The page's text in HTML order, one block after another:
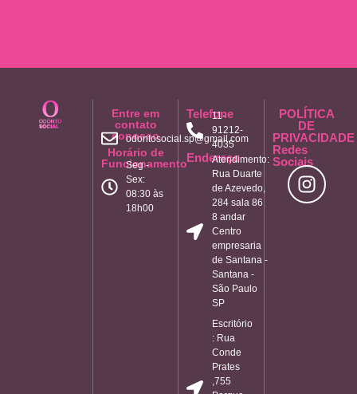
Entre em
contato
conosco
odontosocial.sp@gmail.com
Horário de
Funcionamento
Seg -
Sex:
08:30 às
18h00
Telefone
11-
91212-
4035
Endereço
Atendimento:
Rua Duarte
de Azevedo,
284 sala 86
8 andar
Centro
empresaria
de Santana -
Santana -
São Paulo
SP
Escritório
: Rua
Conde
Prates
,755
POLÍTICA
DE
PRIVACIDADE
Redes
Sociais